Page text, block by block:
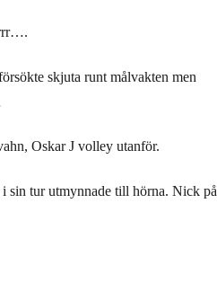
skjuta runt målvakten men
Oskar J volley utanför.
tur utmynnade till hörna. Nick på